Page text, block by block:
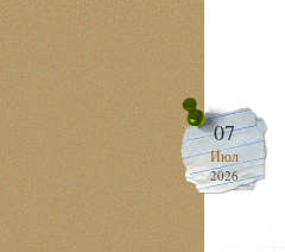
07
Июл
2026